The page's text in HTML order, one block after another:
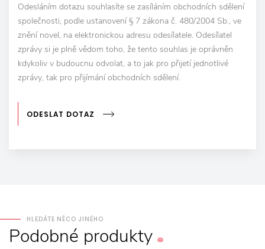
Odesláním dotazu souhlasíte se zasíláním obchodních sdělení
společnosti, podle ustanovení § 7 zákona č. 480/2004 Sb., ve
znění novel, na elektronickou adresu odesílatele. Odesílatel
zprávy si je plně vědom toho, že tento souhlas je oprávněn
kdykoliv v budoucnu odvolat, a to jak pro přijetí jednotlivé
zprávy, tak pro přijímání obchodních sdělení.
ODESLAT DOTAZ
HLEDÁTE NĚCO JINÉHO
Podobné produkty